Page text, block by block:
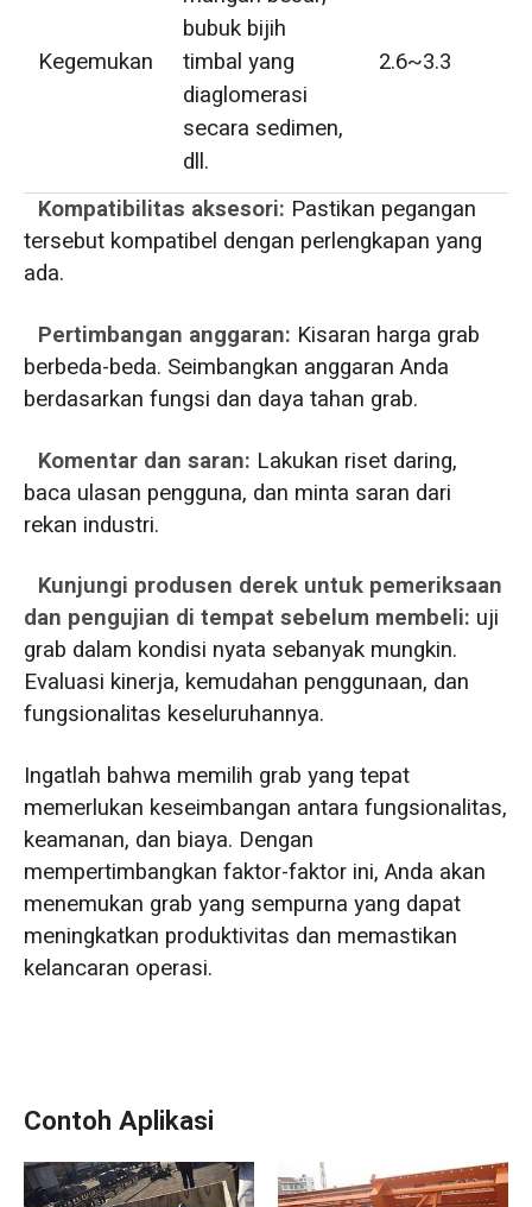
Kegemukan
bubuk bijih
timbal yang
diaglomerasi
secara sedimen,
dll.
2.6~3.3
Kompatibilitas aksesori: Pastikan pegangan
tersebut kompatibel dengan perlengkapan yang
ada.
Pertimbangan anggaran: Kisaran harga grab
berbeda-beda. Seimbangkan anggaran Anda
berdasarkan fungsi dan daya tahan grab.
Komentar dan saran: Lakukan riset daring,
baca ulasan pengguna, dan minta saran dari
rekan industri.
Kunjungi produsen derek untuk pemeriksaan
dan pengujian di tempat sebelum membeli: uji
grab dalam kondisi nyata sebanyak mungkin.
Evaluasi kinerja, kemudahan penggunaan, dan
fungsionalitas keseluruhannya.
Ingatlah bahwa memilih grab yang tepat
memerlukan keseimbangan antara fungsionalitas,
keamanan, dan biaya. Dengan
mempertimbangkan faktor-faktor ini, Anda akan
menemukan grab yang sempurna yang dapat
meningkatkan produktivitas dan memastikan
kelancaran operasi.
Contoh Aplikasi